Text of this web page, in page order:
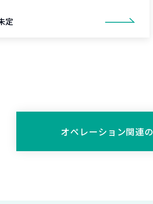
定
オペレーション関連の